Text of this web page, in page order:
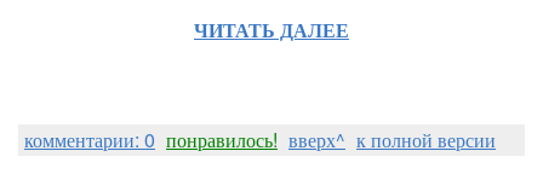
ЧИТАТЬ ДАЛЕЕ
комментарии: 0 понравилось! вверх^ к полной версии